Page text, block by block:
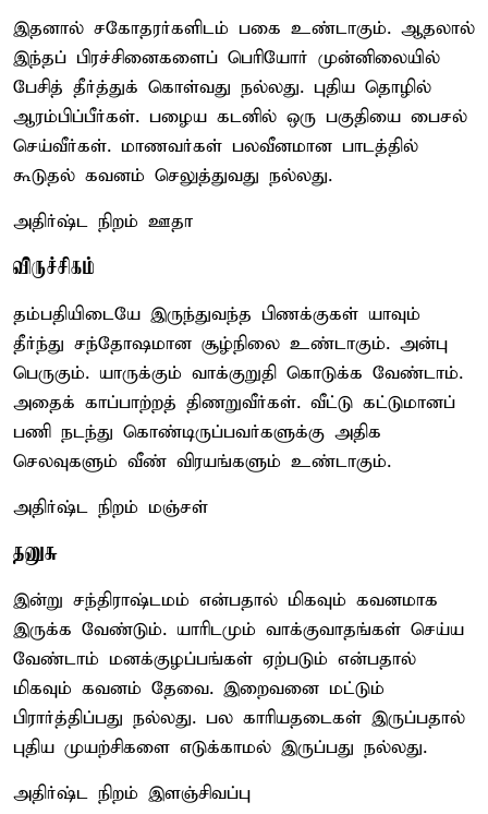
இதனால் சகோதரர்களிடம் பகை உண்டாகும். ஆதலால்
இந்தப் பிரச்சினைகளைப் பெரியோர் முன்னிலையில்
பேசித் தீர்த்துக் கொள்வது நல்லது. புதிய தொழில்
ஆரம்பிப்பீர்கள். பழைய கடனில் ஒரு பகுதியை பைசல்
செய்வீர்கள். மாணவர்கள் பலவீனமான பாடத்தில்
கூடுதல் கவனம் செலுத்துவது நல்லது.
அதிர்ஷ்ட நிறம் ஊதா
விருச்சிகம்
தம்பதியிடையே இருந்துவந்த பிணக்குகள் யாவும்
தீர்ந்து சந்தோஷமான சூழ்நிலை உண்டாகும். அன்பு
பெருகும். யாருக்கும் வாக்குறுதி கொடுக்க வேண்டாம்.
அதைக் காப்பாற்றத் திணறுவீர்கள். வீட்டு கட்டுமானப்
பணி நடந்து கொண்டிருப்பவர்களுக்கு அதிக
செலவுகளும் வீண் விரயங்களும் உண்டாகும்.
அதிர்ஷ்ட நிறம் மஞ்சள்
தனுசு
இன்று சந்திராஷ்டமம் என்பதால் மிகவும் கவனமாக
இருக்க வேண்டும். யாரிடமும் வாக்குவாதங்கள் செய்ய
வேண்டாம் மனக்குழப்பங்கள் ஏற்படும் என்பதால்
மிகவும் கவனம் தேவை. இறைவனை மட்டும்
பிரார்த்திப்பது நல்லது. பல காரியதடைகள் இருப்பதால்
புதிய முயற்சிகளை எடுக்காமல் இருப்பது நல்லது.
அதிர்ஷ்ட நிறம் இளஞ்சிவப்பு